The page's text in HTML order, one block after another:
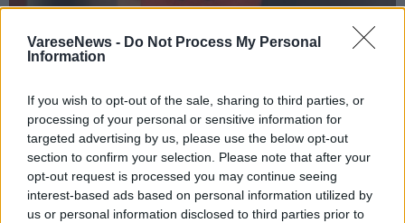
VareseNews - Do Not Process My Personal
Information
If you wish to opt-out of the sale, sharing to third parties, or
processing of your personal or sensitive information for
targeted advertising by us, please use the below opt-out
section to confirm your selection. Please note that after your
opt-out request is processed you may continue seeing
interest-based ads based on personal information utilized by
us or personal information disclosed to third parties prior to
LUINO
La scrittrice Virginia Veludo presenta a
Luino il libro “E mi sono sentita meno
sola”